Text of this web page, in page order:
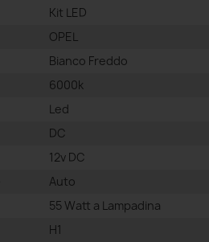
Kit LED
OPEL
Bianco Freddo
6000k
Led
DC
12v DC
Auto
55 Watt a Lampadina
H1